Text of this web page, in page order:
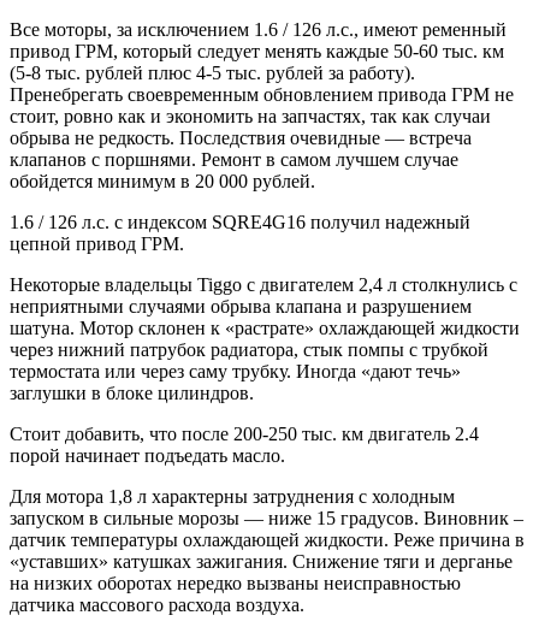
Все моторы, за исключением 1.6 / 126 л.с., имеют ременный
привод ГРМ, который следует менять каждые 50-60 тыс. км
(5-8 тыс. рублей плюс 4-5 тыс. рублей за работу).
Пренебрегать своевременным обновлением привода ГРМ не
стоит, ровно как и экономить на запчастях, так как случаи
обрыва не редкость. Последствия очевидные — встреча
клапанов с поршнями. Ремонт в самом лучшем случае
обойдется минимум в 20 000 рублей.
1.6 / 126 л.с. с индексом SQRE4G16 получил надежный
цепной привод ГРМ.
Некоторые владельцы Tiggo с двигателем 2,4 л столкнулись с
неприятными случаями обрыва клапана и разрушением
шатуна. Мотор склонен к «растрате» охлаждающей жидкости
через нижний патрубок радиатора, стык помпы с трубкой
термостата или через саму трубку. Иногда «дают течь»
заглушки в блоке цилиндров.
Стоит добавить, что после 200-250 тыс. км двигатель 2.4
порой начинает подъедать масло.
Для мотора 1,8 л характерны затруднения с холодным
запуском в сильные морозы — ниже 15 градусов. Виновник –
датчик температуры охлаждающей жидкости. Реже причина в
«уставших» катушках зажигания. Снижение тяги и дерганье
на низких оборотах нередко вызваны неисправностью
датчика массового расхода воздуха.